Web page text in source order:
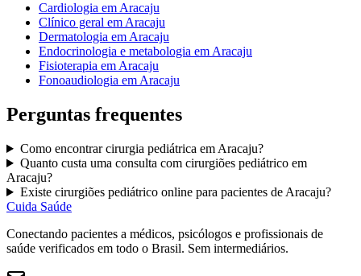
Cardiologia em Aracaju
Clínico geral em Aracaju
Dermatologia em Aracaju
Endocrinologia e metabologia em Aracaju
Fisioterapia em Aracaju
Fonoaudiologia em Aracaju
Perguntas frequentes
Como encontrarcirurgia pediátrica em Aracaju?
Quanto custa uma consulta com cirurgiões pediátricoem
Aracaju?
Existe cirurgiões pediátricoonline para pacientes de Aracaju?
Cuida Saúde
Conectando pacientes a médicos, psicólogos e profissionais de
saúde verificados em todo o Brasil. Sem intermediários.